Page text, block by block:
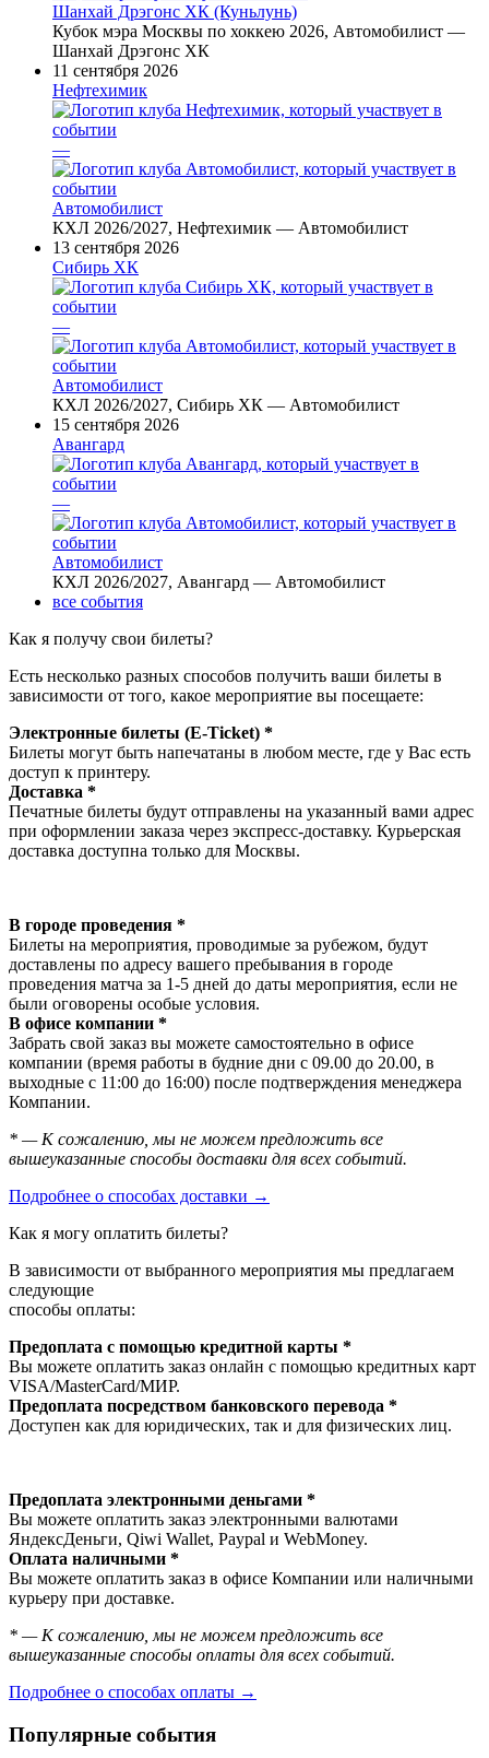
Шанхай Дрэгонс ХК (Куньлунь)
Кубок мэра Москвы по хоккею 2026, Автомобилист —
Шанхай Дрэгонс ХК
11 сентября 2026
Нефтехимик
—
Автомобилист
КХЛ 2026/2027, Нефтехимик — Автомобилист
13 сентября 2026
Сибирь ХК
—
Автомобилист
КХЛ 2026/2027, Сибирь ХК — Автомобилист
15 сентября 2026
Авангард
—
Автомобилист
КХЛ 2026/2027, Авангард — Автомобилист
все события
Как я получу свои билеты?
Есть несколько разных способов получить ваши билеты в
зависимости от того, какое мероприятие вы посещаете:
Электронные билеты (E-Ticket) *
Билеты могут быть напечатаны в любом месте, где у Вас есть
доступ к принтеру.
Доставка *
Печатные билеты будут отправлены на указанный вами адрес
при оформлении заказа через экспресс-доставку. Курьерская
доставка доступна только для Москвы.
В городе проведения *
Билеты на мероприятия, проводимые за рубежом, будут
доставлены по адресу вашего пребывания в городе
проведения матча за 1-5 дней до даты мероприятия, если не
были оговорены особые условия.
В офисе компании *
Забрать свой заказ вы можете самостоятельно в офисе
компании (время работы в будние дни с 09.00 до 20.00, в
выходные с 11:00 до 16:00) после подтверждения менеджера
Компании.
* — К сожалению, мы не можем предложить все
вышеуказанные способы доставки для всех событий.
Подробнее о способах доставки →
Как я могу оплатить билеты?
В зависимости от выбранного мероприятия мы предлагаем
следующие
способы оплаты:
Предоплата с помощью кредитной карты *
Вы можете оплатить заказ онлайн с помощью кредитных карт
VISA/MasterСard/МИР.
Предоплата посредством банковского перевода *
Доступен как для юридических, так и для физических лиц.
Предоплата электронными деньгами *
Вы можете оплатить заказ электронными валютами
ЯндексДеньги, Qiwi Wallet, Paypal и WebMoney.
Оплата наличными *
Вы можете оплатить заказ в офисе Компании или наличными
курьеру при доставке.
* — К сожалению, мы не можем предложить все
вышеуказанные способы оплаты для всех событий.
Подробнее о способах оплаты →
Популярные события